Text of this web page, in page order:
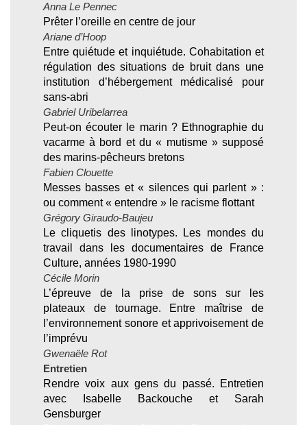
Anna Le Pennec
Prêter l’oreille en centre de jour
Ariane d’Hoop
Entre quiétude et inquiétude. Cohabitation et
régulation des situations de bruit dans une
institution d’hébergement médicalisé pour
sans-abri
Gabriel Uribelarrea
Peut-on écouter le marin ? Ethnographie du
vacarme à bord et du « mutisme » supposé
des marins-pêcheurs bretons
Fabien Clouette
Messes basses et « silences qui parlent » :
ou comment « entendre » le racisme flottant
Grégory Giraudo-Baujeu
Le cliquetis des linotypes. Les mondes du
travail dans les documentaires de France
Culture, années 1980-1990
Cécile Morin
L’épreuve de la prise de sons sur les
plateaux de tournage. Entre maîtrise de
l’environnement sonore et apprivoisement de
l’imprévu
Gwenaële Rot
Entretien
Rendre voix aux gens du passé. Entretien
avec Isabelle Backouche et Sarah
Gensburger